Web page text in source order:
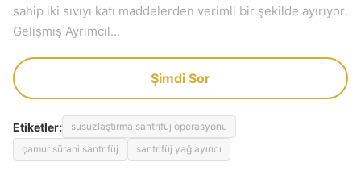
sahip iki sıvıyı katı maddelerden verimli bir şekilde ayırıyor.
Gelişmiş Ayrımcıl...
Şimdi Sor
Etiketler:
susuzlaştırma santrifüj operasyonu
çamur sürahi santrifüj
santrifüj yağ ayırıcı